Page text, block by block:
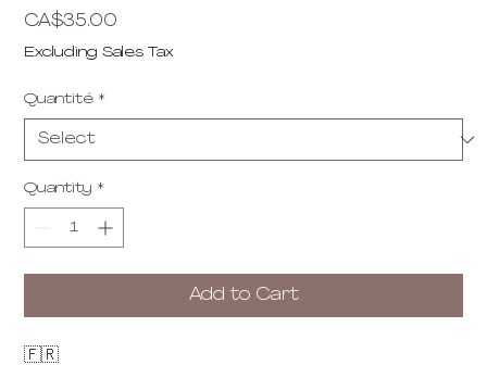
CA$35.00
Excluding Sales Tax
Quantité *
Quantity *
Add to Cart
🇫🇷